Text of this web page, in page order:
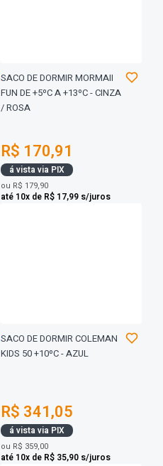
SACO DE DORMIR MORMAII
FUN DE +5ºC A +13ºC - CINZA
/ ROSA
R$ 170,91
á vista via PIX
ou R$ 179,90
até 10x de R$ 17,99 s/juros
SACO DE DORMIR COLEMAN
KIDS 50 +10ºC - AZUL
R$ 341,05
á vista via PIX
ou R$ 359,00
até 10x de R$ 35,90 s/juros